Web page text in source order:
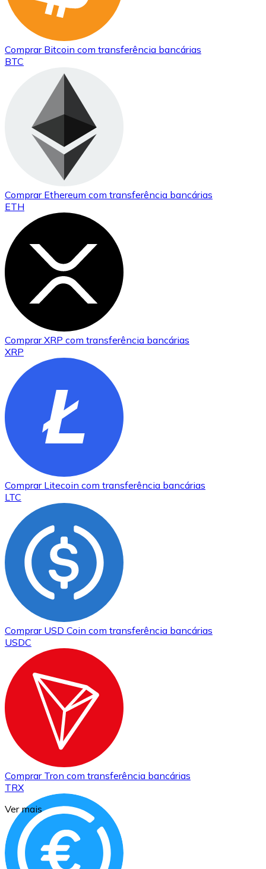
Comprar Bitcoin com transferência bancárias
BTC
Comprar Ethereum com transferência bancárias
ETH
ComprarXRP com transferência bancárias
XRP
Comprar Litecoin com transferência bancárias
LTC
Comprar USD Coin com transferência bancárias
USDC
Comprar Tron com transferência bancárias
TRX
Ver mais